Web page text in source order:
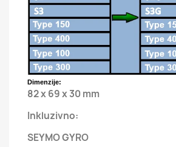
Dimenzije:
82 x 69 x 30 mm
Inkluzivno:
SEYMO GYRO